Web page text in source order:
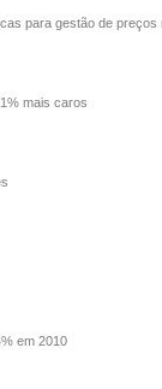
para gestão de preços
mais caros
em 2010